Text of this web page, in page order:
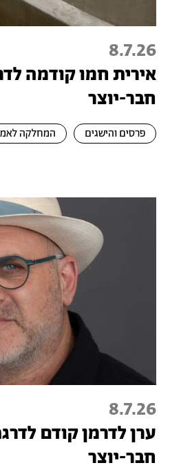
8.7.26
אירית חמו קודמה
חבר-יוצר
פרסים והישגים המחלקה
8.7.26
ערן לדרמן קודם
חבר-יוצר